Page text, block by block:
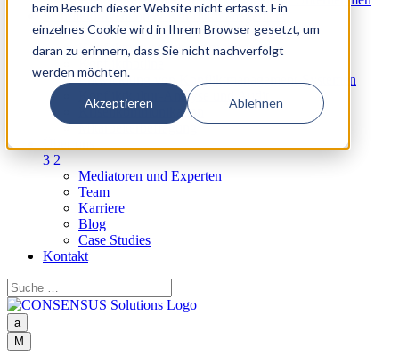
beim Besuch dieser Website nicht erfasst. Ein
einzelnes Cookie wird in Ihrem Browser gesetzt, um
daran zu erinnern, dass Sie nicht nachverfolgt
werden möchten.
Akzeptieren Ablehnen
Konfliktprävention & Konfliktmanagement
3 2
Konfliktpräventionsprogramme
Entwicklung von Konfliktmanagement-Systemen
Konfliktkultur-Analyse und Audit
Krisenkommunikation
Mitarbeiterbefragung
3 2
Mediatoren und Experten
Team
Karriere
Blog
Case Studies
Kontakt
a
M